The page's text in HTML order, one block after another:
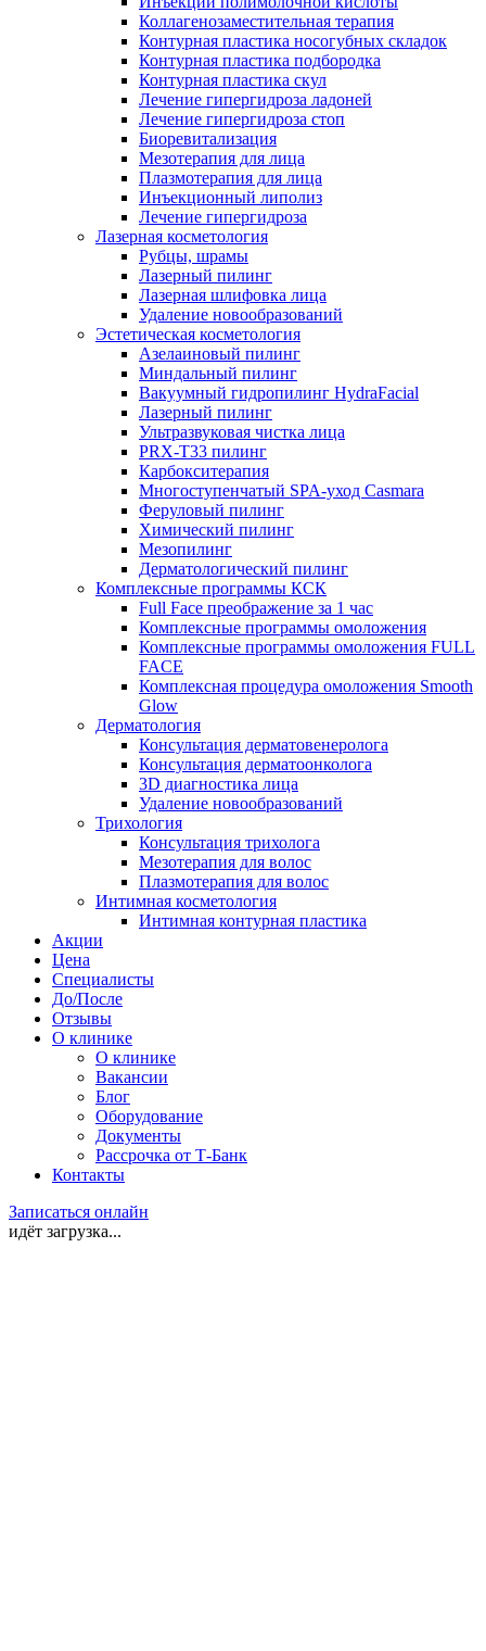
Коллагенозаместительная терапия
Контурная пластика носогубных складок
Контурная пластика подбородка
Контурная пластика скул
Лечение гипергидроза ладоней
Лечение гипергидроза стоп
Биоревитализация
Мезотерапия для лица
Плазмотерапия для лица
Инъекционный липолиз
Лечение гипергидроза
Лазерная косметология
Рубцы, шрамы
Лазерный пилинг
Лазерная шлифовка лица
Удаление новообразований
Эстетическая косметология
Азелаиновый пилинг
Миндальный пилинг
Вакуумный гидропилинг HydraFacial
Лазерный пилинг
Ультразвуковая чистка лица
PRX-T33 пилинг
Карбокситерапия
Многоступенчатый SPA-уход Сasmara
Феруловый пилинг
Химический пилинг
Мезопилинг
Дерматологический пилинг
Комплексные программы КСК
Full Face преображение за 1 час
Комплексные программы омоложения
Комплексные программы омоложения FULL
FACE
Комплексная процедура омоложения Smooth
Glow
Дерматология
Консультация дерматовенеролога
Консультация дерматоонколога
3D диагностика лица
Удаление новообразований
Трихология
Консультация трихолога
Мезотерапия для волос
Плазмотерапия для волос
Интимная косметология
Интимная контурная пластика
Акции
Цена
Специалисты
До/После
Отзывы
О клинике
О клинике
Вакансии
Блог
Оборудование
Документы
Рассрочка от Т-Банк
Контакты
Записаться онлайн
идёт загрузка...